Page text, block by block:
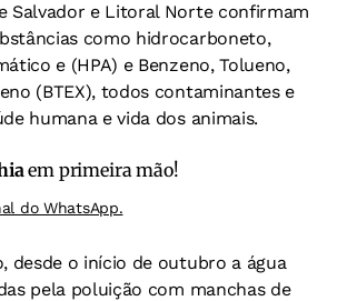
Salvador e Litoral Norte confirmam
como hidrocarboneto,
e (HPA) e Benzeno, Tolueno,
(BTEX), todos contaminantes e
humana e vida dos animais.
em primeira mão!
do WhatsApp.
desde o início de outubro a água
pela poluição com manchas de